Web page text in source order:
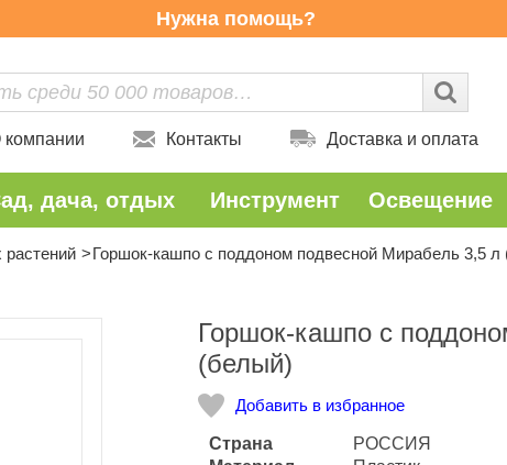
Нужна помощь?
Контакты Доставка и оплата
дача, отдых Инструмент Освещение
Горшок-кашпо с поддоном подвесной Мирабель 3,5 л
Горшок-кашпо с
(белый)
Добавить в избранное
Страна
РОССИЯ